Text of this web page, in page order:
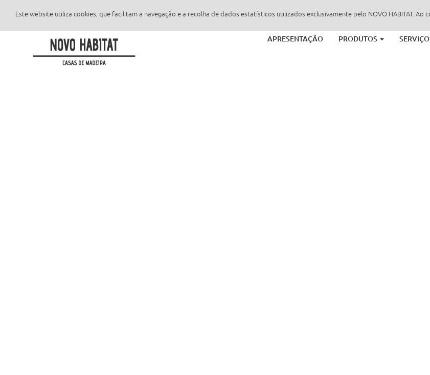
APRESENTAÇÃO PRODUTOS
Este website utiliza cookies, que facilitam a navegação e a recolha de dados estatísticos utilizados exclusivamente pelo NOVO HABITAT.